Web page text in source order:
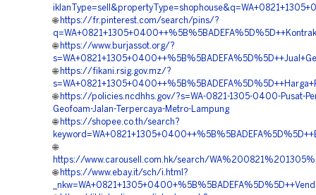
🌐 https://fr.pinterest.com/search/pins/?
🌐 https://www.burjassot.org/?
🌐 https://fikani.rsig.gov.mz/?
🌐 https://policies.ncdhhs.gov/?s=WA-0821-1305-0400-Pusat-
Geofoam-Jalan-Terpercaya-Metro-Lampung
🌐 https://shopee.co.th/search?
🌐
https://www.carousell.com.hk/search/
🌐 https://www.ebay.it/sch/i.html?